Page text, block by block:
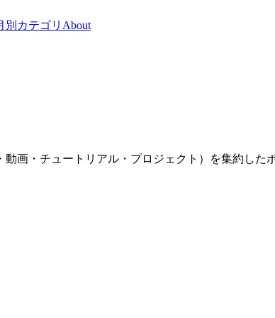
別 カテゴリ About
画・チュートリアル・プロジェクト）を集約し